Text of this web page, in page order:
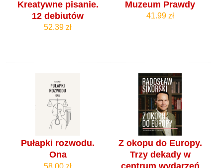
Kreatywne pisanie.
12 debiutów
52.39 zł
Muzeum Prawdy
41.99 zł
Pułapki rozwodu.
Ona
Z okopu do Europy.
Trzy dekady w